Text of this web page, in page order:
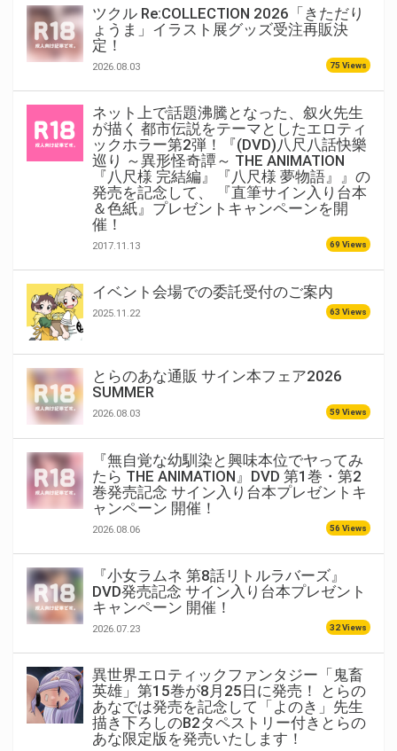
ツクル Re:COLLECTION 2026「きただり
ょうま」イラスト展グッズ受注再販決
定！
2026.08.03 75 Views
ネット上で話題沸騰となった、叙火先生
が描く 都市伝説をテーマとしたエロティ
ックホラー第2弾！『(DVD)八尺八話快樂
巡り ～異形怪奇譚～ THE ANIMATION
『八尺様 完結編』『八尺様 夢物語』』の
発売を記念して、 『直筆サイン入り台本
＆色紙』プレゼントキャンペーンを開
催！
2017.11.13 69 Views
イベント会場での委託受付のご案内
2025.11.22 63 Views
とらのあな通販 サイン本フェア2026
SUMMER
2026.08.03 59 Views
『無自覚な幼馴染と興味本位でヤってみ
たら THE ANIMATION』DVD 第1巻・第2
巻発売記念 サイン入り台本プレゼントキ
ャンペーン 開催！
2026.08.06 56 Views
『小女ラムネ 第8話リトルラバーズ』
DVD発売記念 サイン入り台本プレゼント
キャンペーン 開催！
2026.07.23 32 Views
異世界エロティックファンタジー「鬼畜
英雄」第15巻が8月25日に発売！ とらの
あなでは発売を記念して「よのき」先生
描き下ろしのB2タペストリー付きとらの
あな限定版を発売いたします！